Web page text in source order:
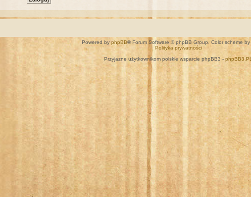
Powered by phpBB® Forum Software © phpBB Group. Color scheme by
Polityka prywatności
Przyjazne użytkownikom polskie wsparcie phpBB3 - phpBB3.PL